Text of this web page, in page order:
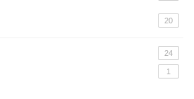
20
24
1